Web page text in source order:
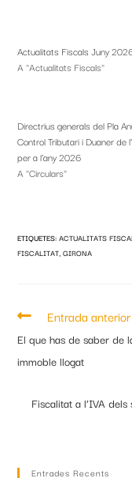
Actualitats Fiscals Juny
A "Actualitats Fiscals"
Directrius generals del Pla
Control Tributari i Duaner de
per a l’any 2026
A "Circulars"
ETIQUETES:ACTUALITATS
FISCALITAT, GIRONA
Entrada anterior
El que has de saber de
immoble llogat
Fiscalitat a l’IVA
Entrades Recents